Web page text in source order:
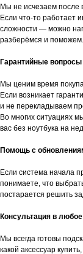
Мы не исчезаем после
Если что-то работает
сложности — можно
разберёмся и поможем.
Гарантийные
Мы ценим время
Если возникает
и не перекладываем
Во многих ситуациях
вас без ноутбука на
Помощь с
Если система начала
понимаете, что
постарается решить
Консультация в
Мы всегда готовы
какой аксессуар